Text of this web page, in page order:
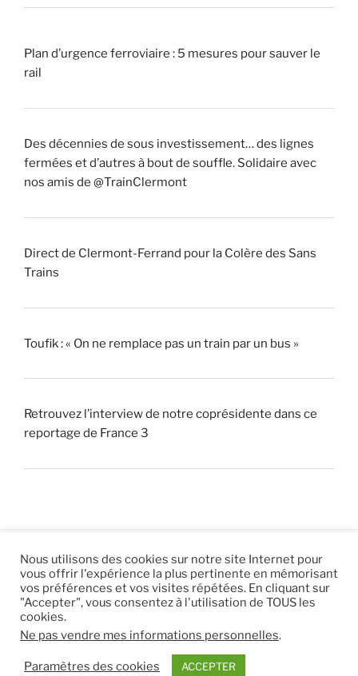
Plan d’urgence ferroviaire : 5 mesures pour sauver le
rail
Des décennies de sous investissement… des lignes
fermées et d’autres à bout de souffle. Solidaire avec
nos amis de @TrainClermont
Direct de Clermont-Ferrand pour la Colère des Sans
Trains
Toufik : « On ne remplace pas un train par un bus »
Retrouvez l’interview de notre coprésidente dans ce
reportage de France 3
© 2026 |Mentions légales|Hébergement Eur’Net.|
RSS|sitemap
Nous utilisons des cookies sur notre site Internet pour
vous offrir l'expérience la plus pertinente en mémorisant
vos préférences et vos visites répétées. En cliquant sur
"Accepter", vous consentez à l'utilisation de TOUS les
cookies.
Ne pas vendre mes informations personnelles.
Paramètres des cookies ACCEPTER